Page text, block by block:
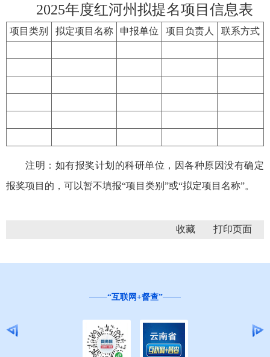
2025年度红河州拟提名项目信息表
项目类别 拟定项目名称 申报单位 项目负责人 联系方式
注明：如有报奖计划的科研单位，因各种原因没有确定
报奖项目的，可以暂不填报“项目类别”或“拟定项目名称”。
收藏
“互联网+督查”